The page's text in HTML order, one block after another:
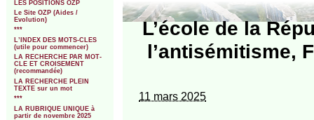
LES POSITIONS OZP
Le Site OZP (Aides /
Evolution)
***
L’INDEX DES MOTS-CLES
(utile pour commencer)
LA RECHERCHE PAR MOT-
CLE ET CROISEMENT
(recommandée)
LA RECHERCHE PLEIN
TEXTE sur un mot
***
LA RUBRIQUE UNIQUE à
partir de novembre 2025
L’école de la
l’antisémitisme,
11 mars 2025